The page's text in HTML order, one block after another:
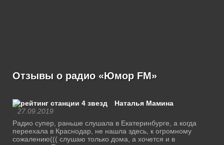
Отзывы о радио «Юмор FM»
Наталья Мамина
27.09.2019
Радио супер, раньше слушала в Екатеринбурге, а когда
переехала в Краснодар, не нашла здесь, к огромному
сожалению((( слушаю только дома, а хочется и в